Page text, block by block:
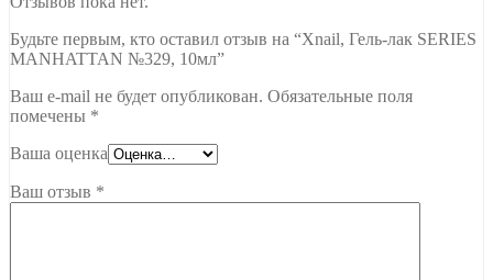
Будьте первым, кто оставил отзыв на “Xnail, Гель-лак SERIES
MANHATTAN №329, 10мл”
Ваш e-mail не будет опубликован. Обязательные поля
помечены *
Ваша оценка
Ваш отзыв *